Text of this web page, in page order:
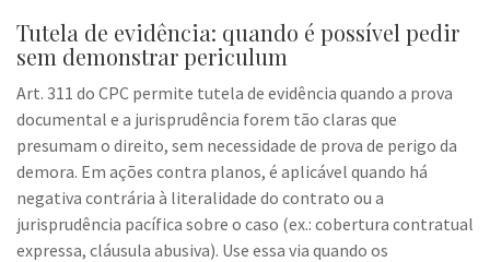
Tutela de evidência: quando é possível pedir
sem demonstrar periculum
Art. 311 do CPC permite tutela de evidência quando a prova
documental e a jurisprudência forem tão claras que
presumam o direito, sem necessidade de prova de perigo da
demora. Em ações contra planos, é aplicável quando há
negativa contrária à literalidade do contrato ou a
jurisprudência pacífica sobre o caso (ex.: cobertura contratual
expressa, cláusula abusiva). Use essa via quando os